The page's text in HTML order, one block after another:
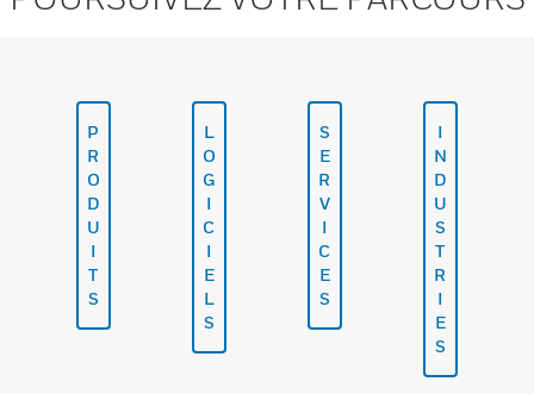
P
R
O
D
U
I
T
S
L
O
G
I
C
I
E
L
S
S
E
R
V
I
C
E
S
I
N
D
U
S
T
R
I
E
S